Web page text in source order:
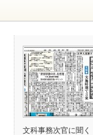
文科事務次官に聞